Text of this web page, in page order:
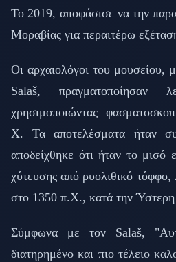
Το 2019, αποφάσισε να την
Μοραβίας για περαιτέρω
Οι αρχαιολόγοι του μουσείου,
Salaš, πραγματοποίησαν
χρησιμοποιώντας
Χ. Τα αποτελέσματα ήταν
αποδείχθηκε ότι ήταν το μισό
χύτευσης από ρυολιθικό τόφφο,
στο 1350 π.Χ., κατά την Ύστερη
Σύμφωνα με τον Salaš,
διατηρημένο και πιο τέλειο